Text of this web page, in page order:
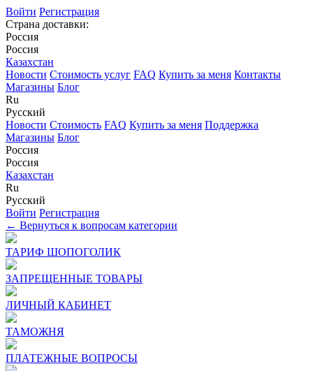
Войти Регистрация
Страна доставки:
Россия
Россия
Казахстан
Новости Стоимость услуг FAQ Купить за меня Контакты
Магазины Блог
Ru
Русский
Новости Стоимость FAQ Купить за меня Поддержка
Магазины Блог
Россия
Россия
Казахстан
Ru
Русский
Войти Регистрация
← Вернуться к вопросам категории
ТАРИФ ШОПОГОЛИК
ЗАПРЕЩЕННЫЕ ТОВАРЫ
ЛИЧНЫЙ КАБИНЕТ
ТАМОЖНЯ
ПЛАТЕЖНЫЕ ВОПРОСЫ